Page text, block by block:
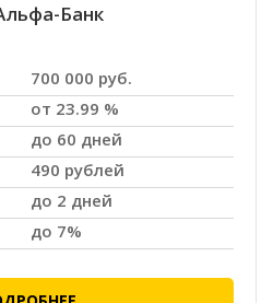
Банк
700 000 руб.
от 23.99 %
до 60 дней
490 рублей
до 2 дней
до 7%